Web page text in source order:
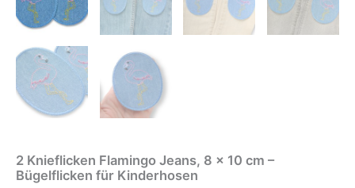
2 Knieflicken Flamingo Jeans, 8 x 10 cm –
Bügelflicken für Kinderhosen